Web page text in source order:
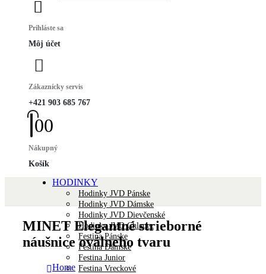
Prihláste sa
Môj účet
Zákaznícky servis
+421 903 685 767
00
Nákupný
Košík
HODINKY
Hodinky JVD Pánske
Hodinky JVD Dámske
Hodinky JVD Dievčenské
Hodinky JVD Chlapec
Festina Pánske
Festina Dámske
Festina Junior
Festina Vreckové
MINET Elegantné strieborné
náušnice oválneho tvaru
Home